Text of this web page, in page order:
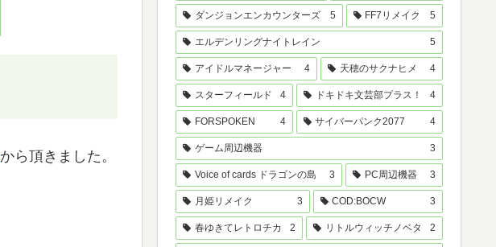
から頂きました。
ダンジョンエンカウンターズ 5 FF7リメイク 5
エルデンリングナイトレイン 5
アイドルマネージャー 4 天穂のサクナヒメ 4
スターフィールド 4 ドキドキ文芸部プラス！ 4
FORSPOKEN 4 サイバーパンク2077 4
ゲーム周辺機器 3
Voice of cards ドラゴンの島 3 PC周辺機器 3
月姫リメイク 3 COD:BOCW 3
春ゆきてレトロチカ 2 リトルウィッチノベタ 2